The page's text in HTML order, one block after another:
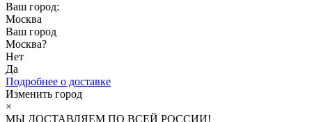
Ваш город:
Москва
Ваш город
Москва?
Нет
Да
Подробнее о доставке
Изменить город
×
МЫ ДОСТАВЛЯЕМ ПО ВСЕЙ РОССИИ!